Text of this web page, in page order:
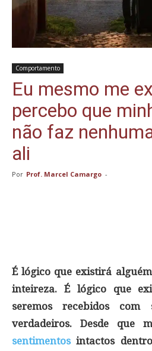
Comportamento
Eu mesmo me
percebo que
não faz
ali
Por Prof. Marcel Camargo -
É lógico que existirá
inteireza. É lógico que
seremos recebidos com
verdadeiros. Desde que
sentimentosintactos